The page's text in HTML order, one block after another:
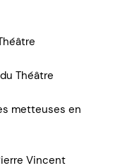
Théâtre
metteuses en
Vincent